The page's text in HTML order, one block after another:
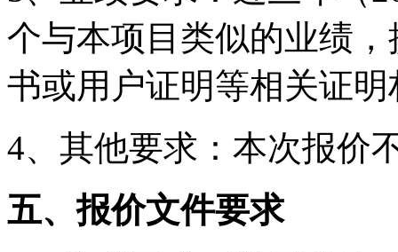
个与本项目类似的业绩
书或用户证明等相关证
4、其他要求 ： 本次报价
五、报价文件要求